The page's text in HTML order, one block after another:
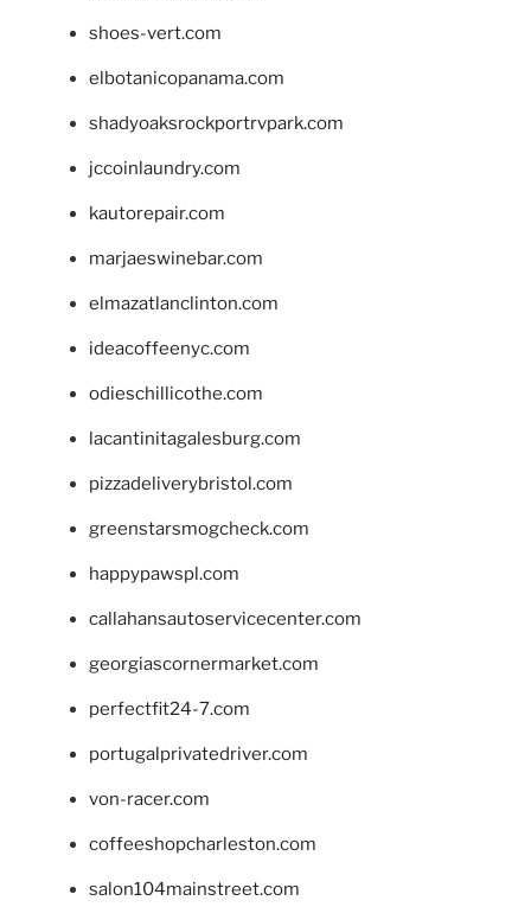
shoes-vert.com
elbotanicopanama.com
shadyoaksrockportrvpark.com
jccoinlaundry.com
kautorepair.com
marjaeswinebar.com
elmazatlanclinton.com
ideacoffeenyc.com
odieschillicothe.com
lacantinitagalesburg.com
pizzadeliverybristol.com
greenstarsmogcheck.com
happypawspl.com
callahansautoservicecenter.com
georgiascornermarket.com
perfectfit24-7.com
portugalprivatedriver.com
von-racer.com
coffeeshopcharleston.com
salon104mainstreet.com